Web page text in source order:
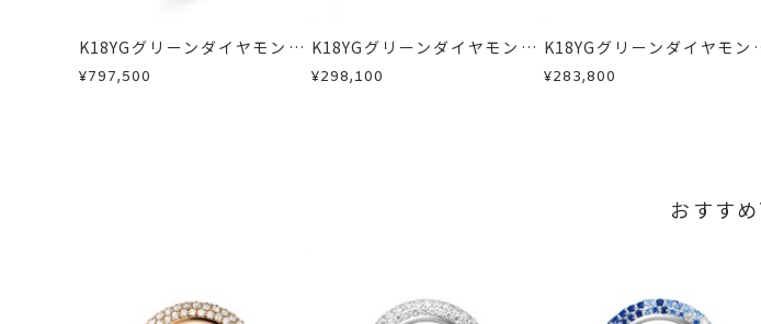
刻印サービス対象商品
サイズ#3～#5.5は、5文字まで文字入れ可能。
サイズ#6以上は、16文字まで文字入れ可能。
詳細はこちら
K18YGグリーンダイヤモンド/
カラーサファイア/ダイヤモン
¥797,500
K18YGグリーンダイヤモンド/
カラーサファイア/ダイヤモン
¥298,100
K18YGグリーンダイヤモン
カラーサファイア/ダイヤモ
¥283,800
おすす